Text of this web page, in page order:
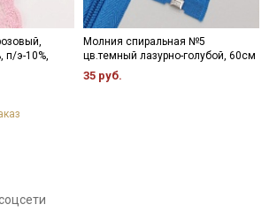
п/э-10%,
Молния спиральная №5
цв.темный лазурно-голубой, 60см
35 руб.